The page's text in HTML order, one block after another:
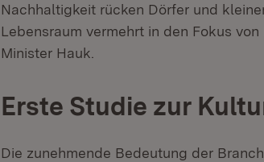
Nachhaltigkeit rücken Dörfer und
Lebensraum vermehrt in den Fokus
Minister Hauk.
Erste Studie zur
Die zunehmende Bedeutung der